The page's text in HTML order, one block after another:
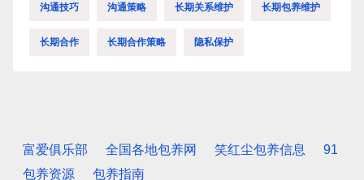
沟通技巧 沟通策略 长期关系维护 长期包养维护
长期合作 长期合作策略 隐私保护
富爱俱乐部 全国各地包养网 笑红尘包养信息
91
包养资源
包养指南